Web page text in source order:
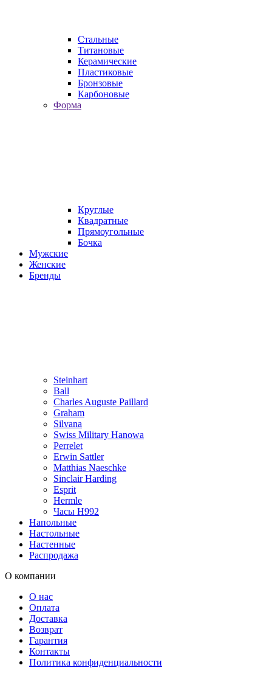
Стальные
Титановые
Керамические
Пластиковые
Бронзовые
Карбоновые
Форма
Круглые
Квадратные
Прямоугольные
Бочка
Мужские
Женские
Бренды
Steinhart
Ball
Charles Auguste Paillard
Graham
Silvana
Swiss Military Hanowa
Perrelet
Erwin Sattler
Matthias Naeschke
Sinclair Harding
Esprit
Hermle
Часы H992
Напольные
Настольные
Настенные
Распродажа
О компании
О нас
Оплата
Доставка
Возврат
Гарантия
Контакты
Политика конфиденциальности